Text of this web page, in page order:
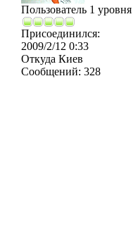
Пользователь 1 уровня
Присоединился:
2009/2/12 0:33
Откуда Киев
Сообщений: 328